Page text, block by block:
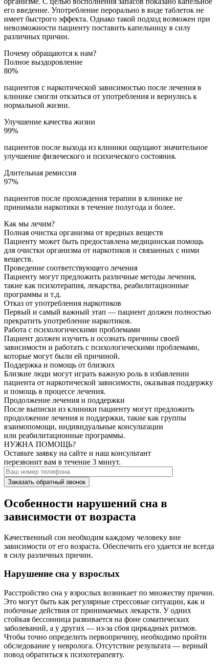
его введение. Употребление перорально в виде таблеток не
имеет быстрого эффекта. Однако такой подход возможен при
невозможности пациенту поставить капельницу в силу
различных причин.
Почему обращаются к нам?
Полное выздоровление
80%
пациентов с наркотической зависимостью после лечения в
клинике смогли откзаться от употребления и вернулись к
нормальной жизни.
Улучшение качества жизни
99%
пациентов после выхода из клиники ощущают значительное
улучшение физического и психического состояния.
Длительная ремиссия
97%
пациентов после прохождения терапии в клинике не
принимали наркотики в течение полугода и более.
Как мы лечим?
Полная очистка организма от вредных веществ
Пациенту может быть предоставлена медицинская помощь
для очистки организма от наркотиков и связанных с ними
веществ.
Проведение соответствующего лечения
Пациенту могут предложить различные методы лечения,
такие как психотерапия, лекарства, реабилитационные
программы и т.д.
Отказ от употребления наркотиков
Первый и самый важный этап — пациент должен полностью
прекратить употребление наркотиков.
Работа с психологическими проблемами
Пациент должен изучить и осознать причины своей
зависимости и работать с психологическими проблемами,
которые могут были ей причиной.
Поддержка и помощь от близких
Близкие люди могут играть важную роль в избавлении
пациента от наркотической зависимости, оказывая поддержку
и помощь в процессе лечения.
Продолжение лечения и поддержки
После выписки из клиники пациенту могут предложить
продолжение лечения и поддержки, такие как группы
взаимопомощи, индивидуальные консультации
или реабилитационные программы.
НУЖНА ПОМОЩЬ?
Оставьте заявку на сайте и наш консультант
перезвонит вам в течение 3 минут.
Заказать обратный звонок
Особенности нарушений сна в
зависимости от возраста
Качественный сон необходим каждому человеку вне
зависимости от его возраста. Обеспечить его удается не всегда
в силу различных причин.
Нарушение сна у взрослых
Расстройство сна у взрослых возникает по множеству причин.
Это могут быть как регулярные стрессовые ситуации, как и
побочные действия от принимаемых лекарств. У одних
стойкая бессонница развивается на фоне соматических
заболеваний, а у других — из-за сбоя циркадных ритмов.
Чтобы точно определить первопричину, необходимо пройти
обследование у невролога. Отсутствие результата — верный
повод обратиться к психотерапевту.